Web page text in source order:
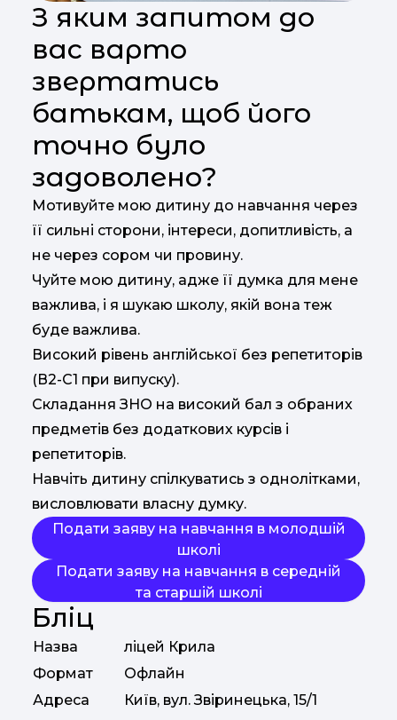
З яким запитом до
вас варто
звертатись
батькам, щоб його
точно було
задоволено?
Мотивуйте мою дитину до навчання через
її сильні сторони, інтереси, допитливість, а
не через сором чи провину.
Чуйте мою дитину, адже її думка для мене
важлива, і я шукаю школу, якій вона теж
буде важлива.
Високий рівень англійської без репетиторів
(В2-С1 при випуску).
Складання ЗНО на високий бал з обраних
предметів без додаткових курсів і
репетиторів.
Навчіть дитину спілкуватись з однолітками,
висловлювати власну думку.
Подати заяву на навчання в молодшій
школі
Подати заяву на навчання в середній
та старшій школі
Бліц
Назва
ліцей Крила
Формат
Офлайн
Адреса
Київ, вул. Звіринецька, 15/1